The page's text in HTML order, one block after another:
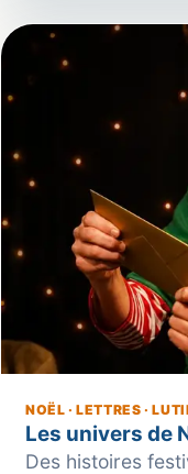
NOËL · LETTRES ·
Les univers de
Des histoires